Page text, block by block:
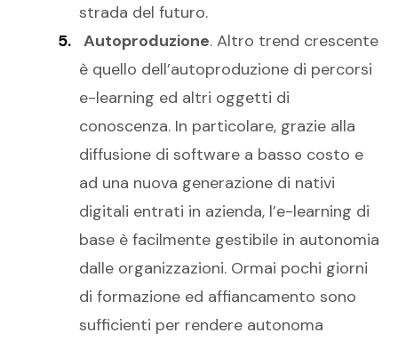
strada del futuro.
Autoproduzione. Altro trend crescente
è quello dell’autoproduzione di percorsi
e-learning ed altri oggetti di
conoscenza. In particolare, grazie alla
diffusione di software a basso costo e
ad una nuova generazione di nativi
digitali entrati in azienda, l’e-learning di
base è facilmente gestibile in autonomia
dalle organizzazioni. Ormai pochi giorni
di formazione ed affiancamento sono
sufficienti per rendere autonoma